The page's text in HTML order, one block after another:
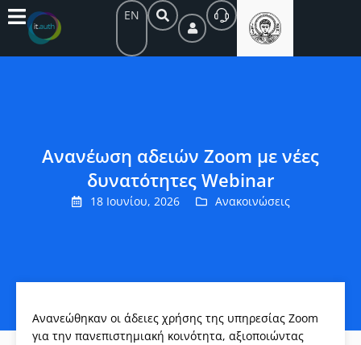
EN
Ανανέωση αδειών Zoom με νέες
δυνατότητες Webinar
18 Ιουνίου, 2026 Ανακοινώσεις
Ανανεώθηκαν οι άδειες χρήσης της υπηρεσίας Zoom
για την πανεπιστημιακή κοινότητα, αξιοποιώντας